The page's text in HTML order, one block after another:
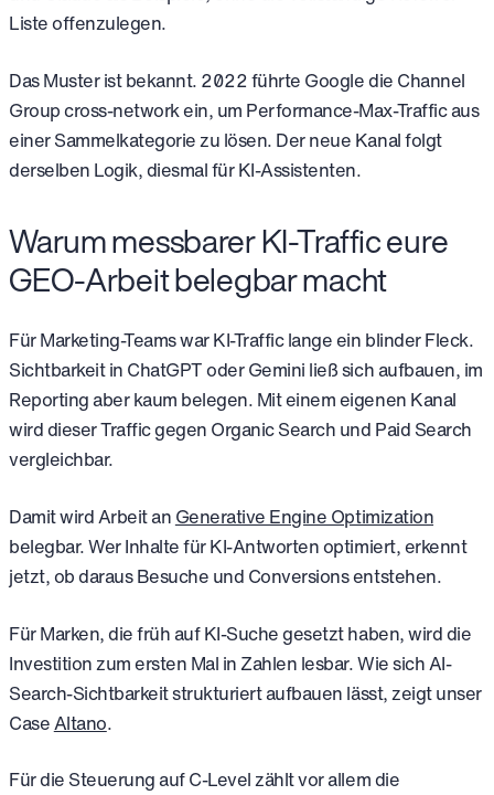
Liste offenzulegen.
Das Muster ist bekannt. 2022 führte Google die Channel
Group cross-network ein, um Performance-Max-Traffic aus
einer Sammelkategorie zu lösen. Der neue Kanal folgt
derselben Logik, diesmal für KI-Assistenten.
Warum messbarer KI-Traffic eure
GEO-Arbeit belegbar macht
Für Marketing-Teams war KI-Traffic lange ein blinder Fleck.
Sichtbarkeit in ChatGPT oder Gemini ließ sich aufbauen, im
Reporting aber kaum belegen. Mit einem eigenen Kanal
wird dieser Traffic gegen Organic Search und Paid Search
vergleichbar.
Damit wird Arbeit an Generative Engine Optimization
belegbar. Wer Inhalte für KI-Antworten optimiert, erkennt
jetzt, ob daraus Besuche und Conversions entstehen.
Für Marken, die früh auf KI-Suche gesetzt haben, wird die
Investition zum ersten Mal in Zahlen lesbar. Wie sich AI-
Search-Sichtbarkeit strukturiert aufbauen lässt, zeigt unser
CaseAltano.
Für die Steuerung auf C-Level zählt vor allem die